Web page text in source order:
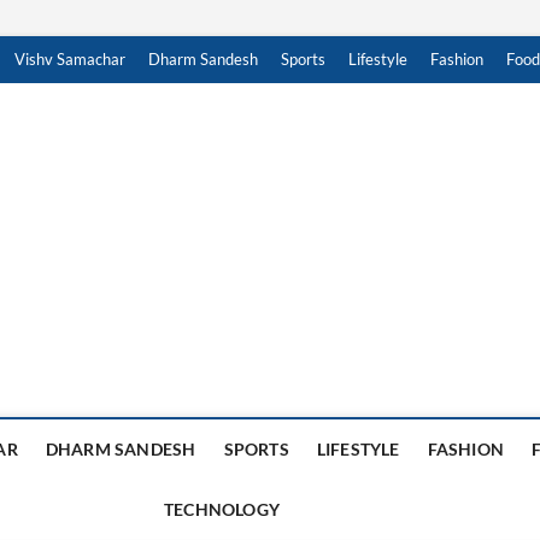
Vishv Samachar Dharm Sandesh Sports Lifestyle Fashion Food
DHARM SANDESH SPORTS LIFESTYLE FASHION
TECHNOLOGY